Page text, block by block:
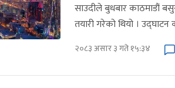
साउदीले बुधबार काठमाडौं
तयारी गरेको थियो ।
२०८३ असार ३ गते १५:३४